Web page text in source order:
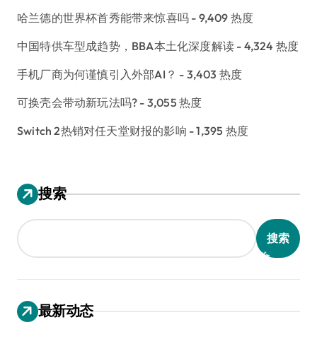
哈兰德的世界杯首秀能带来惊喜吗 - 9,409 热度
中国特供车型成趋势，BBA本土化深度解读 - 4,324 热度
手机厂商为何谨慎引入外部AI？ - 3,403 热度
可换壳会带动新玩法吗? - 3,055 热度
Switch 2热销对任天堂财报的影响 - 1,395 热度
搜索
搜索
最新动态